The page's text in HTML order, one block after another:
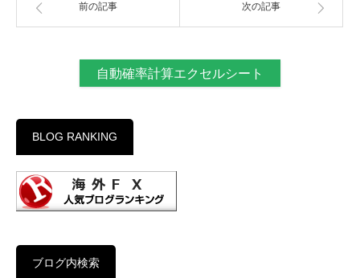
前の記事 次の記事
自動確率計算エクセルシート
BLOG RANKING
ブログ内検索